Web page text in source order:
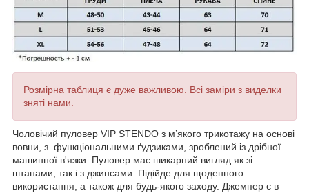
Розмірна таблиця є дуже важливою. Всі заміри з виделки
зняті нами.
Чоловічий пуловер VIP STENDO з м’якого трикотажу на основі
вовни, з функціональними ґудзиками, зроблений із дрібної
машинної в'язки.
Пуловер має шикарний вигляд як зі
штанами, так і з джинсами. Підійде для щоденного
використання, а також для будь-якого заходу. Джемпер є в